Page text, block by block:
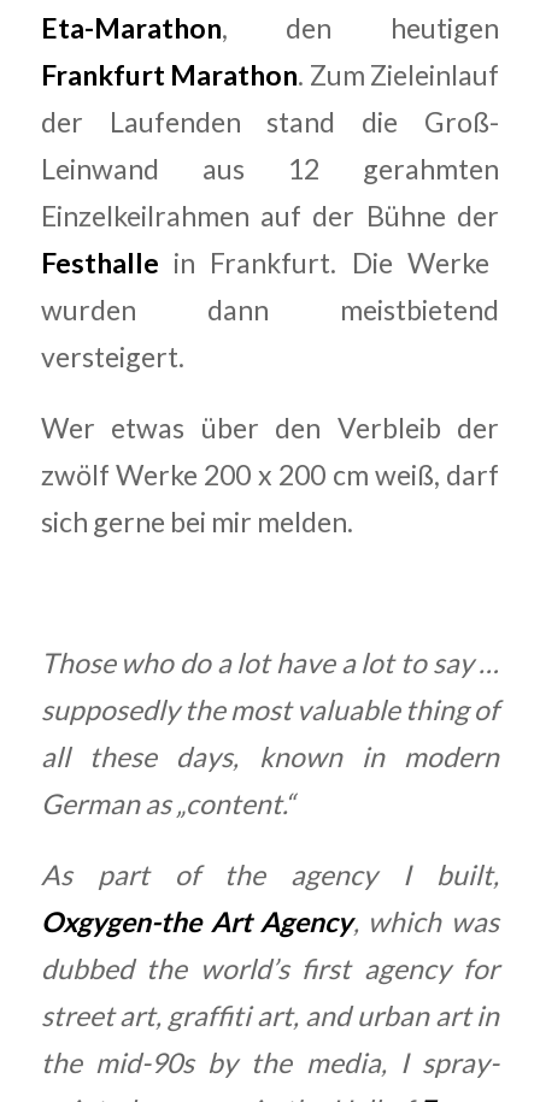
Eta-Marathon, den heutigen
Frankfurt Marathon. Zum Zieleinlauf
der Laufenden stand die Groß-
Leinwand aus 12 gerahmten
Einzelkeilrahmen auf der Bühne der
Festhalle in Frankfurt. Die Werke
wurden dann meistbietend
versteigert.
Wer etwas über den Verbleib der
zwölf Werke 200 x 200 cm weiß, darf
sich gerne bei mir melden.
Those who do a lot have a lot to say …
supposedly the most valuable thing of
all these days, known in modern
German as „content.“
As part of the agency I built,
Oxgygen-the Art Agency, which was
dubbed the world’s first agency for
street art, graffiti art, and urban art in
the mid-90s by the media, I spray-